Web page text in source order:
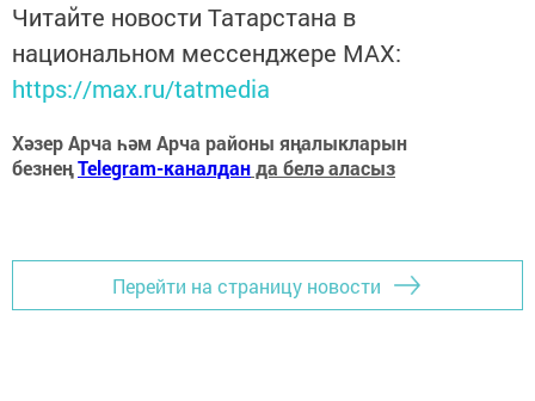
Читайте новости Татарстана в
национальном мессенджере MАХ:
https://max.ru/tatmedia
Хәзер Арча һәм Арча районы яңалыкларын
безнеңTelegram-каналданда белә аласыз
Перейти на страницу новости